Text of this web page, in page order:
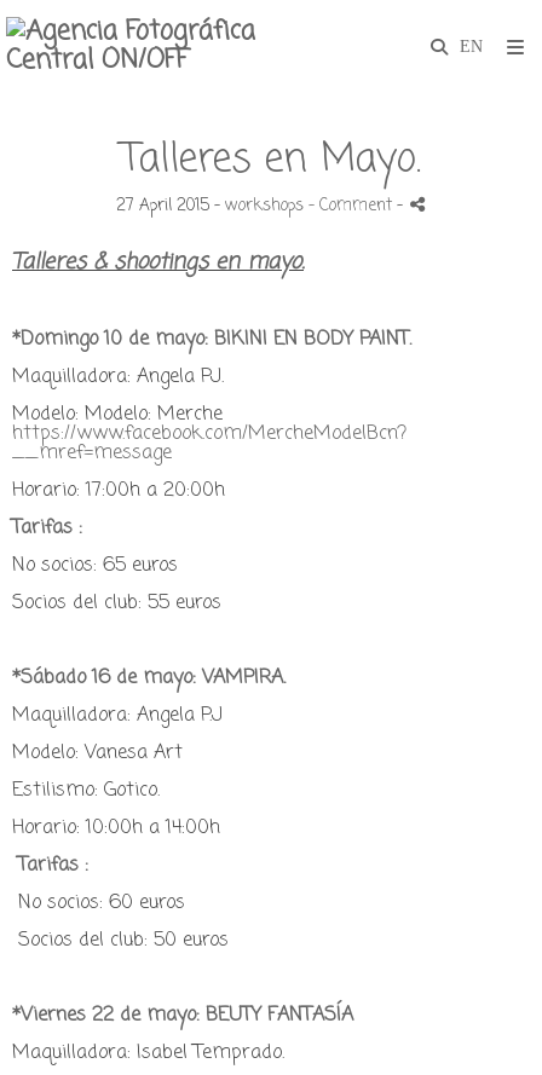
Talleres en Mayo.
27 April 2015 -workshops - Comment-
Talleres & shootings en mayo.
*Domingo 10 de mayo: BIKINI EN BODY PAINT.
Maquilladora: Angela PJ.
Modelo: Modelo: Merche
https://www.facebook.com/MercheModelBcn?
__mref=message
Horario: 17:00h a 20:00h
Tarifas :
No socios: 65 euros
Socios del club: 55 euros
*Sábado 16 de mayo: VAMPIRA.
Maquilladora: Angela P.J
Modelo: Vanesa Art
Estilismo: Gotico.
Horario: 10:00h a 14:00h
Tarifas :
No socios: 60 euros
Socios del club: 50 euros
*Viernes 22 de mayo: BEUTY FANTASÍA
Maquilladora: Isabel Temprado.